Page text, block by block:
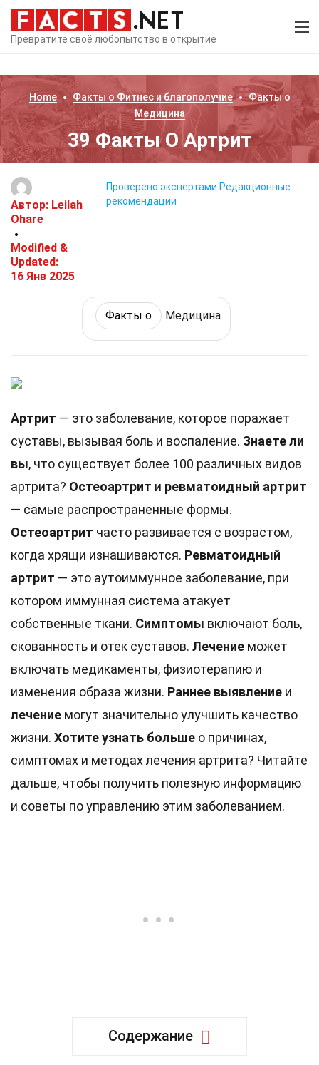
Превратите своё любопытство в открытие
Home Факты о Фитнес и благополучие
Факты о
Медицина
39 Факты О Артрит
Автор: Leilah
Ohare
Modified &
Updated:
16 Янв 2025
Проверено экспертами Редакционные
рекомендации
Факты о Медицина
Артрит — это заболевание, которое поражает
суставы, вызывая боль и воспаление. Знаете ли
вы, что существует более 100 различных видов
артрита? Остеоартрит и ревматоидный артрит
— самые распространенные формы.
Остеоартрит часто развивается с возрастом,
когда хрящи изнашиваются. Ревматоидный
артрит — это аутоиммунное заболевание, при
котором иммунная система атакует
собственные ткани. Симптомы включают боль,
скованность и отек суставов. Лечение может
включать медикаменты, физиотерапию и
изменения образа жизни. Раннее выявление и
лечение могут значительно улучшить качество
жизни. Хотите узнать больше о причинах,
симптомах и методах лечения артрита? Читайте
дальше, чтобы получить полезную информацию
и советы по управлению этим заболеванием.
Содержание